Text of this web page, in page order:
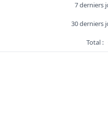
7 derniers
30 derniers
Total :